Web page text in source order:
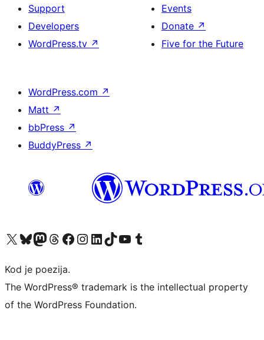
Support
Developers
WordPress.tv ↗
Events
Donate ↗
Five for the Future
WordPress.com ↗
Matt ↗
bbPress ↗
BuddyPress ↗
Visit our X (formerly Twitter) account
Visit our Bluesky account
Visit our Mastodon account
Visit our Threads account
Visit our Facebook page
Visit our Instagram account
Visit our LinkedIn account
Visit our TikTok account
Visit our YouTube channel
Visit our Tumblr account
Kod je poezija.
The WordPress® trademark is the intellectual property
of the WordPress Foundation.